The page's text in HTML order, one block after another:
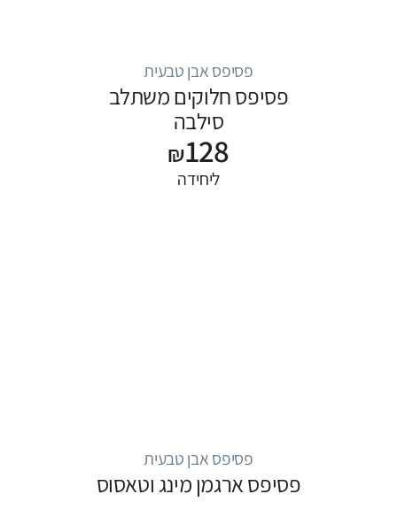
פסיפס אבן טבעית
פסיפס חלוקים משתלב
סילבה
₪128
ליחידה
פסיפס אבן טבעית
פסיפס ארגמן מינג וטאסוס